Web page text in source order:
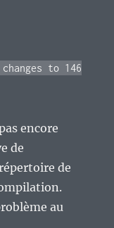
to 146
encore
de
de
au